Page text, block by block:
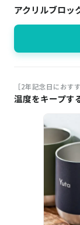
アクリルブロッ
［2年記念日におす
温度をキープす